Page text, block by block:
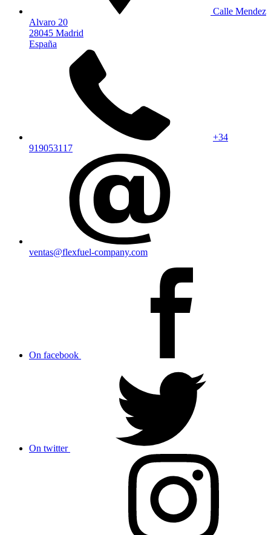
Calle Mendez
Alvaro 20
28045 Madrid
España
+34
919053117
ventas@flexfuel-company.com
On facebook
On twitter